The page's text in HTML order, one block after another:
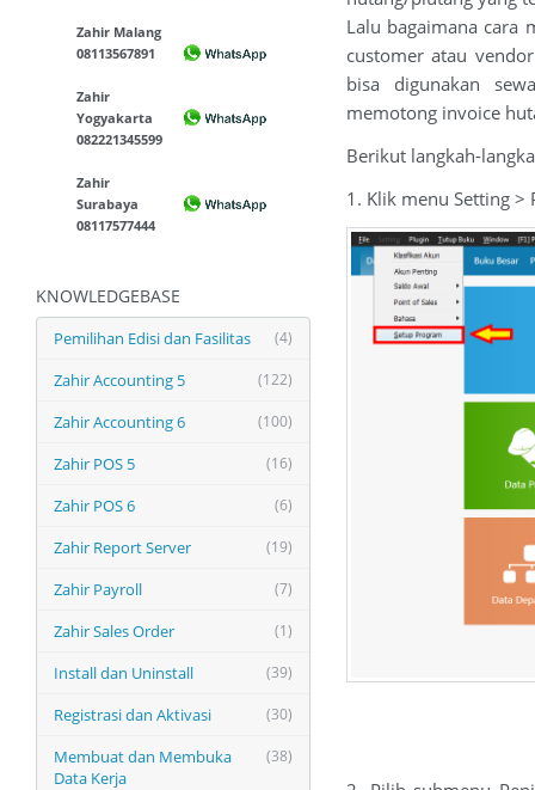
Zahir Malang
08113567891
Zahir
Yogyakarta
082221345599
Zahir
Surabaya
08117577444
KNOWLEDGEBASE
(4)
Pemilihan Edisi dan Fasilitas
(122)
Zahir Accounting 5
(100)
Zahir Accounting 6
(16)
Zahir POS 5
(6)
Zahir POS 6
(19)
Zahir Report Server
(7)
Zahir Payroll
(1)
Zahir Sales Order
(39)
Install dan Uninstall
(30)
Registrasi dan Aktivasi
(38)
Membuat dan Membuka
Data Kerja
Lalu bagaimana cara
customer atau
bisa digunakan
memotong invoice
Berikut langkah-
1. Klik menu Setting >